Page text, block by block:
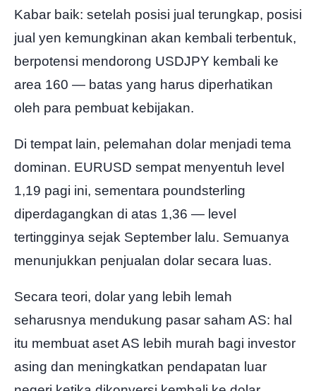
Kabar baik: setelah posisi jual terungkap, posisi
jual yen kemungkinan akan kembali terbentuk,
berpotensi mendorong USDJPY kembali ke
area 160 — batas yang harus diperhatikan
oleh para pembuat kebijakan.
Di tempat lain, pelemahan dolar menjadi tema
dominan. EURUSD sempat menyentuh level
1,19 pagi ini, sementara poundsterling
diperdagangkan di atas 1,36 — level
tertingginya sejak September lalu. Semuanya
menunjukkan penjualan dolar secara luas.
Secara teori, dolar yang lebih lemah
seharusnya mendukung pasar saham AS: hal
itu membuat aset AS lebih murah bagi investor
asing dan meningkatkan pendapatan luar